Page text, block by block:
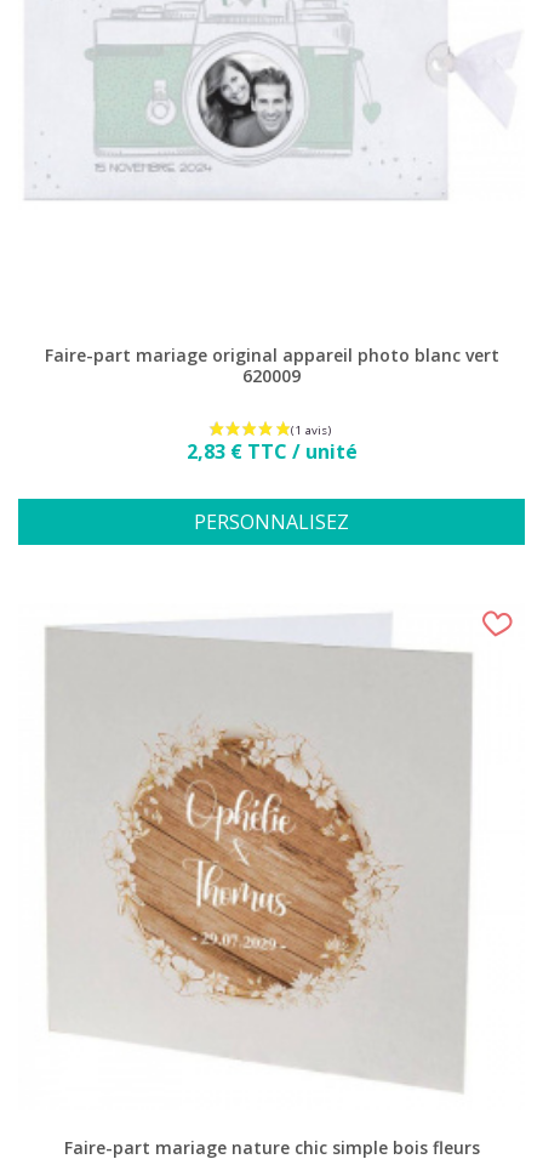
Faire-part mariage original appareil photo blanc vert
620009
Prix
2,83 € TTC / unité
PERSONNALISEZ
Faire-part mariage nature chic simple bois fleurs